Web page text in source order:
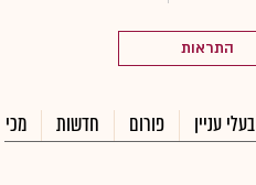
התראות
בעלי עניין פורום חדשות